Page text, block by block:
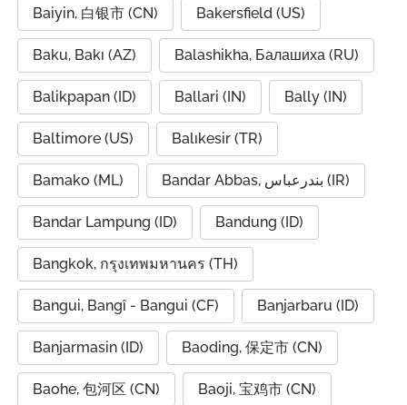
Baiyin, 白银市 (CN) Bakersfield (US)
Baku, Bakı (AZ) Balashikha, Балашиха (RU)
Balikpapan (ID) Ballari (IN) Bally (IN)
Baltimore (US) Balıkesir (TR)
Bamako (ML) Bandar Abbas, بندرعباس (IR)
Bandar Lampung (ID) Bandung (ID)
Bangkok, กรุงเทพมหานคร (TH)
Bangui, Bangî - Bangui (CF) Banjarbaru (ID)
Banjarmasin (ID) Baoding, 保定市 (CN)
Baohe, 包河区 (CN) Baoji, 宝鸡市 (CN)